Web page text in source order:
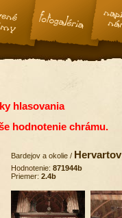
hlasovania
hodnotenie chrámu.
Bardejov a okolie / Hervartov
Hodnotenie: 871944b
Priemer: 2.4b